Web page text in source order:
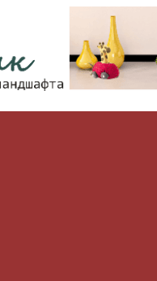
дома. Идеи со всего мира.